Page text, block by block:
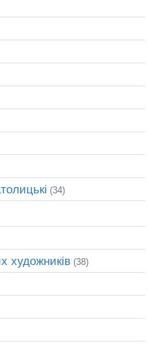
(34)
художників (38)